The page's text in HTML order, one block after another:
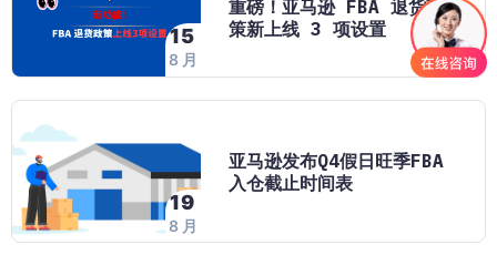
15
8 月
重磅！亚马逊 FBA 退货政
策新上线 3 项设置
19
8 月
亚马逊发布Q4假日旺季FBA
入仓截止时间表